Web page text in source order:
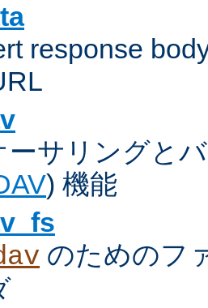
response
ーサリングと
) 機能
のためのフ